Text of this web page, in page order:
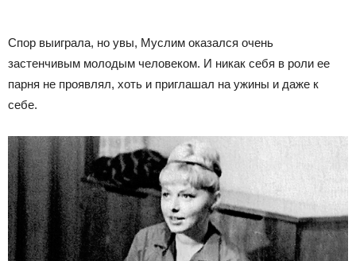
Спор выиграла, но увы, Муслим оказался очень
застенчивым молодым человеком. И никак себя в роли ее
парня не проявлял, хоть и приглашал на ужины и даже к
себе.